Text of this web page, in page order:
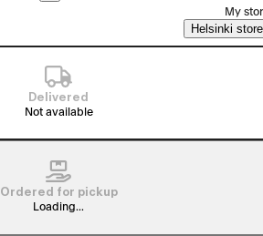
My
Helsinki store
Delivered
Not available
Ordered for pickup
Loading...